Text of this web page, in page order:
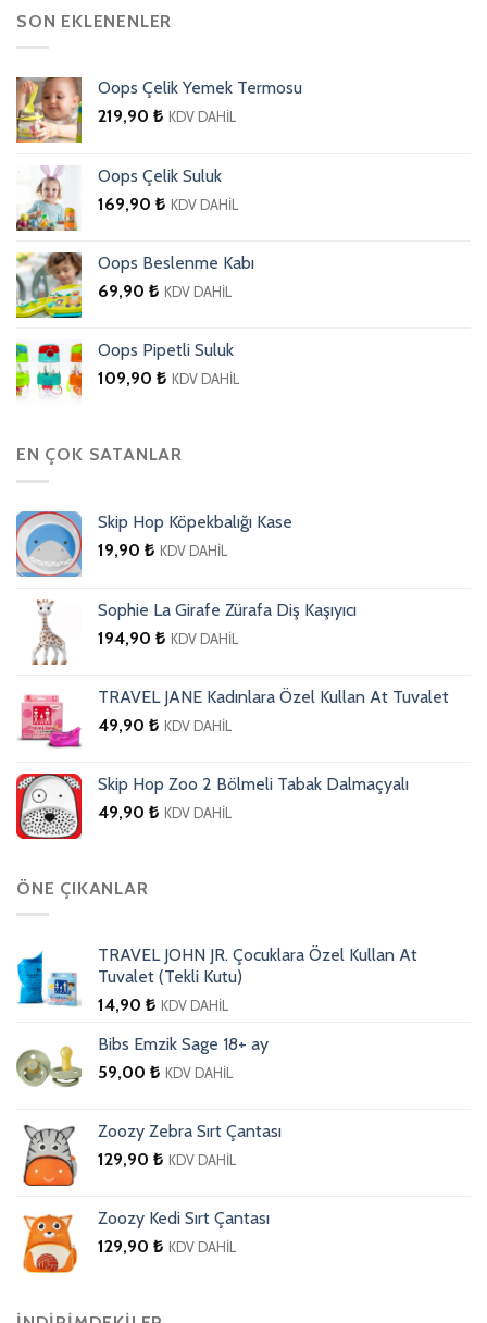
SON EKLENENLER
Oops Çelik Yemek Termosu
219,90 ₺ KDV DAHİL
Oops Çelik Suluk
169,90 ₺ KDV DAHİL
Oops Beslenme Kabı
69,90 ₺ KDV DAHİL
Oops Pipetli Suluk
109,90 ₺ KDV DAHİL
EN ÇOK SATANLAR
Skip Hop Köpekbalığı Kase
19,90 ₺ KDV DAHİL
Sophie La Girafe Zürafa Diş Kaşıyıcı
194,90 ₺ KDV DAHİL
TRAVEL JANE Kadınlara Özel Kullan At Tuvalet
49,90 ₺ KDV DAHİL
Skip Hop Zoo 2 Bölmeli Tabak Dalmaçyalı
49,90 ₺ KDV DAHİL
ÖNE ÇIKANLAR
TRAVEL JOHN JR. Çocuklara Özel Kullan At
Tuvalet (Tekli Kutu)
14,90 ₺ KDV DAHİL
Bibs Emzik Sage 18+ ay
59,00 ₺ KDV DAHİL
Zoozy Zebra Sırt Çantası
129,90 ₺ KDV DAHİL
Zoozy Kedi Sırt Çantası
129,90 ₺ KDV DAHİL